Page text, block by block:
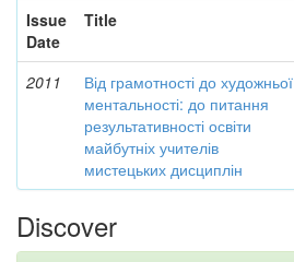
Issue
Date
Title
2011
Від грамотності до художньої
ментальності: до питання
результативності освіти
майбутніх учителів
мистецьких дисциплін
Discover